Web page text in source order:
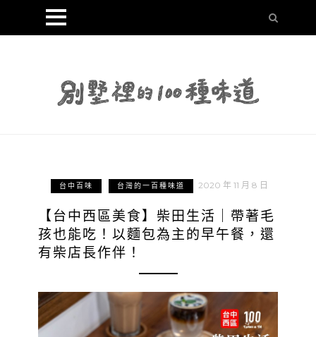
台中百味 台灣的一百種味道 2020 年 11 月 8 日
【台中西區美食】柴田生活｜帶著毛
孩也能吃！以麵包為主的早午餐，還
有柴店長作伴！